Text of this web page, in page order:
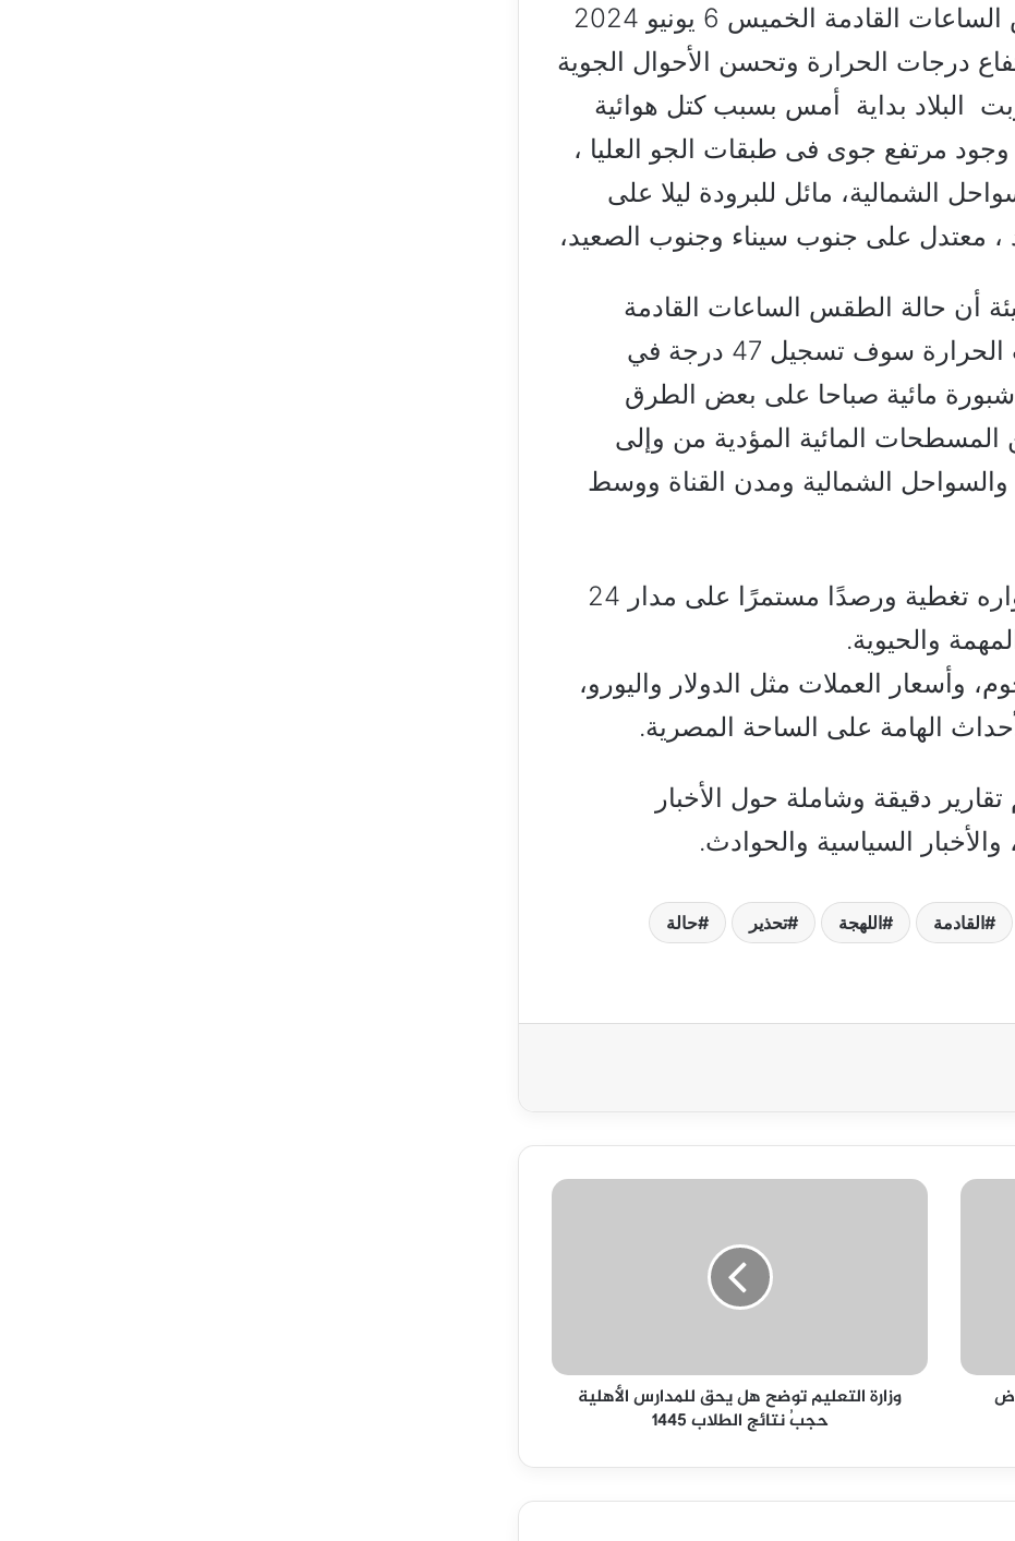
وتوقعت غانم أن حالة الطقس الساعات القادمة الخميس 6 يونيو 2024
درجات الحرارة وتحسن الأحوال الجوية
البلاد بداية أمس بسبب كتل هوائية
مرتفع جوى فى طبقات الجو العليا ،
الشمالية، مائل للبرودة ليلا على
، معتدل على جنوب سيناء وجنوب الصعيد،
أن حالة الطقس الساعات القادمة
الخميس 6 يونيو 2024 درجات الحرارة سوف تسجيل 47 درجة في
مائية صباحا على بعض الطرق
المسطحات المائية المؤدية من وإلى
والسواحل الشمالية ومدن القناة ووسط
يقدم لكم موقع هنا القاهرة لزواره تغطية ورصدًا مستمرًا على مدار 24
والحيوية.
وأسعار العملات مثل الدولار واليورو،
الهامة على الساحة المصرية.
دقيقة وشاملة حول الأخبار
والأخبار السياسية والحوادث.
القادمة اللهجة تحذير حالة
وزارة
نتائج
الطلابوزارة التعليم توضح هل يحق للمدارس الأهلية
حجبُ نتائج الطلاب 1445